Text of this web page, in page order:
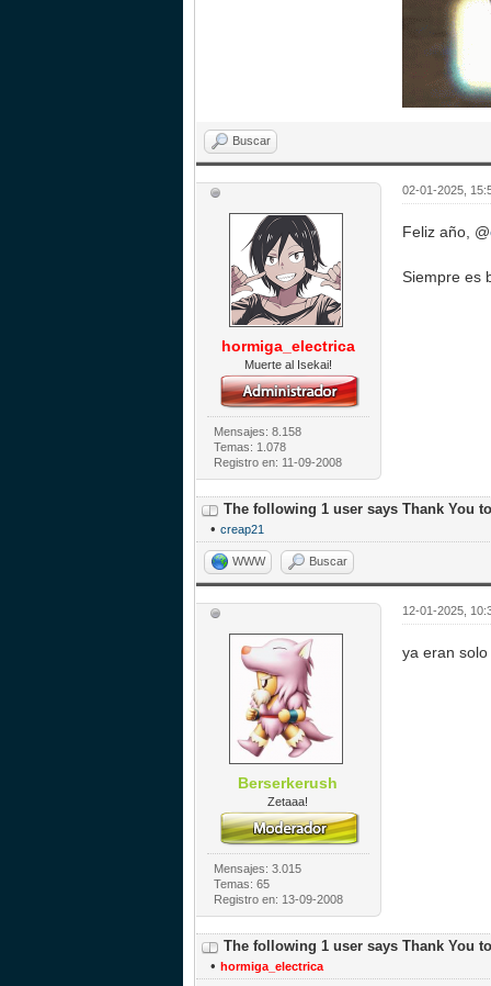
Buscar
hormiga_electrica
Muerte al Isekai!
Mensajes: 8.158
Temas: 1.078
Registro en: 11-09-2008
02-01-2025,
Feliz año, @
Siempre es
The following 1 user says Thank You
• creap21
WWW Buscar
Berserkerush
Zetaaa!
Mensajes: 3.015
Temas: 65
Registro en: 13-09-2008
12-01-2025,
ya eran
The following 1 user says Thank You
• hormiga_electrica